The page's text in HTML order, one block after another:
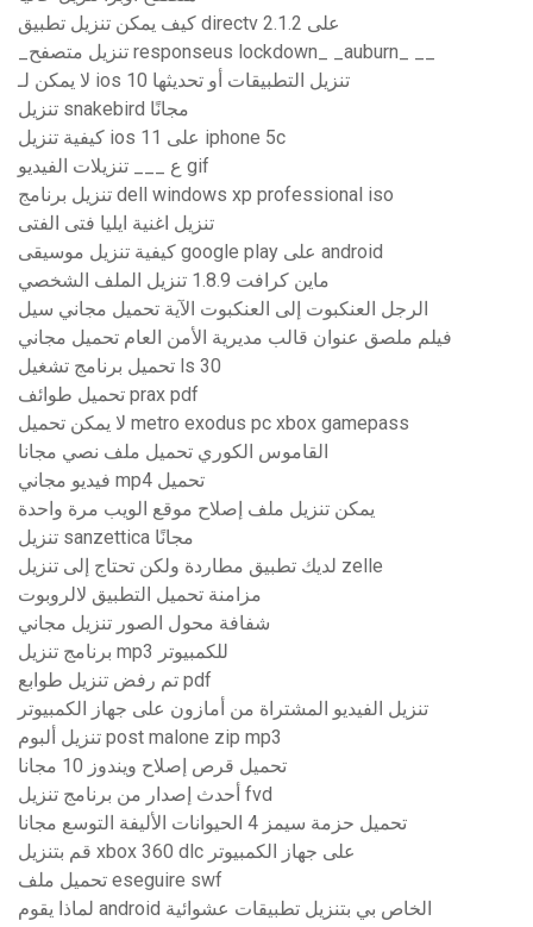
كيف يمكن تنزيل تطبيق directv على 2.1.2
_تنزيل متصفح responseus lockdown_ _auburn_ __
لا يمكن لـ ios 10 تنزيل التطبيقات أو تحديثها
تنزيل snakebird مجانًا
كيفية تنزيل ios 11 على iphone 5c
ع ___ تنزيلات الفيديو gif
تنزيل برنامج dell windows xp professional iso
تنزيل اغنية ايليا فتى الفتى
كيفية تنزيل موسيقى google play على android
ماين كرافت 1.8.9 تنزيل الملف الشخصي
الرجل العنكبوت إلى العنكبوت الآية تحميل مجاني سيل
فيلم ملصق عنوان قالب مديرية الأمن العام تحميل مجاني
تحميل برنامج تشغيل ls 30
تحميل طوائف prax pdf
لا يمكن تحميل metro exodus pc xbox gamepass
القاموس الكوري تحميل ملف نصي مجانا
فيديو مجاني mp4 تحميل
يمكن تنزيل ملف إصلاح موقع الويب مرة واحدة
تنزيل sanzettica مجانًا
لديك تطبيق مطاردة ولكن تحتاج إلى تنزيل zelle
مزامنة تحميل التطبيق لالروبوت
شفافة محول الصور تنزيل مجاني
برنامج تنزيل mp3 للكمبيوتر
تم رفض تنزيل طوابع pdf
تنزيل الفيديو المشتراة من أمازون على جهاز الكمبيوتر
تنزيل ألبوم post malone zip mp3
تحميل قرص إصلاح ويندوز 10 مجانا
أحدث إصدار من برنامج تنزيل fvd
تحميل حزمة سيمز 4 الحيوانات الأليفة التوسع مجانا
قم بتنزيل xbox 360 dlc على جهاز الكمبيوتر
تحميل ملف eseguire swf
لماذا يقوم android الخاص بي بتنزيل تطبيقات عشوائية